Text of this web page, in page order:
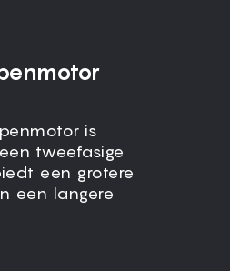
is
tweefasige
een grotere
een langere
inclusief het
afgeschermd om stof
een trillingsvrije